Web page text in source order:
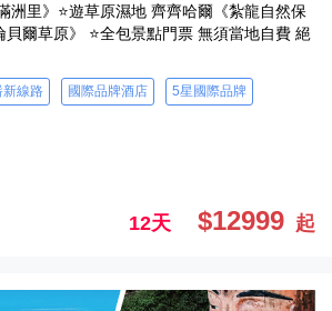
洲里》⭐遊草原濕地 齊齊哈爾《紮龍自然保
爾草原》 ⭐全包景點門票 無須當地自費 絕
新線路 國際品牌酒店 5星國際品牌
12天 $12999 起